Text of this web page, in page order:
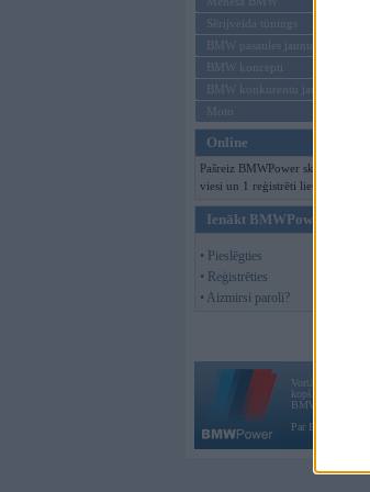
Sērijveida tūnings
BMW pasaules jaunumi
BMW koncepti
BMW konkurentu jaunumi
Moto
Online
Pašreiz BMWPower skatās 145
viesi un 1 reģistrēti lietotāji.
Ienākt BMWPower
• Pieslēgties
• Reģistrēties
• Aizmirsi paroli?
Vortāls
kopš 2002. gada
BMW AG.
Par BMWPower